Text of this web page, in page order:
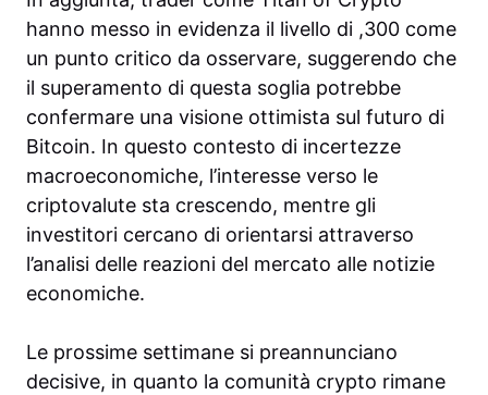
hanno messo in evidenza il livello di ,300 come
un punto critico da osservare, suggerendo che
il superamento di questa soglia potrebbe
confermare una visione ottimista sul futuro di
Bitcoin. In questo contesto di incertezze
macroeconomiche, l’interesse verso le
criptovalute sta crescendo, mentre gli
investitori cercano di orientarsi attraverso
l’analisi delle reazioni del mercato alle notizie
economiche.
Le prossime settimane si preannunciano
decisive, in quanto la comunità crypto rimane